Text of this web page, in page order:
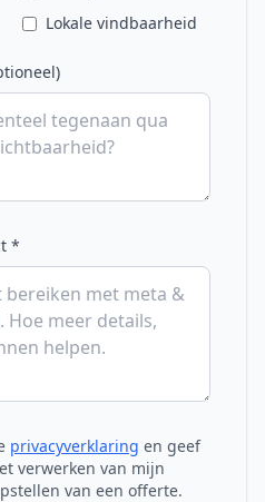
Lokale vindbaarheid
*
privacyverklaring en geef
verwerken van mijn
van een offerte.